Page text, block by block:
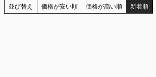
並び替え 価格が安い順 価格が高い順 新着順